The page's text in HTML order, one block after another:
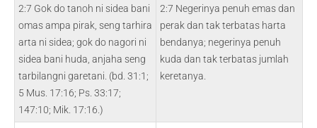
2:7 Gok do tanoh ni sidea bani
omas ampa pirak, seng tarhira
arta ni sidea; gok do nagori ni
sidea bani huda, anjaha seng
tarbilangni garetani. (bd. 31:1;
5 Mus. 17:16; Ps. 33:17;
147:10; Mik. 17:16.)
2:7 Negerinya penuh emas dan
perak dan tak terbatas harta
bendanya; negerinya penuh
kuda dan tak terbatas jumlah
keretanya.